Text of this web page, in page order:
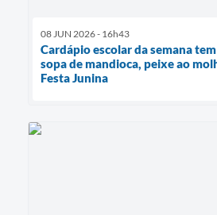
08 JUN 2026 - 16h43
Cardápio escolar da semana
sopa de mandioca, peixe ao
Festa Junina